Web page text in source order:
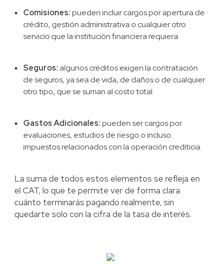
Comisiones:pueden incluir cargos por apertura de
crédito, gestión administrativa o cualquier otro
servicio que la institución financiera requiera.
Seguros: algunos créditos exigen la contratación
de seguros, ya sea de vida, de daños o de cualquier
otro tipo, que se suman al costo total.
Gastos Adicionales:pueden ser cargos por
evaluaciones, estudios de riesgo o incluso
impuestos relacionados con la operación crediticia.
La suma de todos estos elementos se refleja en
el CAT, lo que te permite ver de forma clara
cuánto terminarás pagando realmente, sin
quedarte solo con la cifra de la tasa de interés.